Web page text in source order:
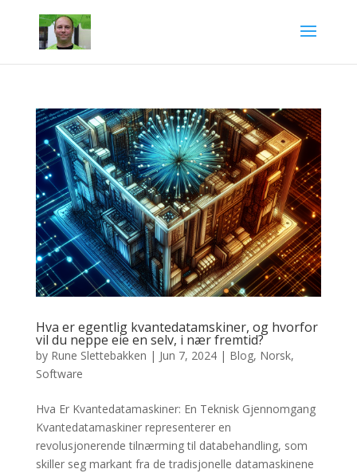
Hva er egentlig kvantedatamskiner, og hvorfor
vil du neppe eie en selv, i nær fremtid?
by Rune Slettebakken | Jun 7, 2024| Blog, Norsk,
Software
Hva Er Kvantedatamaskiner: En Teknisk Gjennomgang
Kvantedatamaskiner representerer en
revolusjonerende tilnærming til databehandling, som
skiller seg markant fra de tradisjonelle datamaskinene